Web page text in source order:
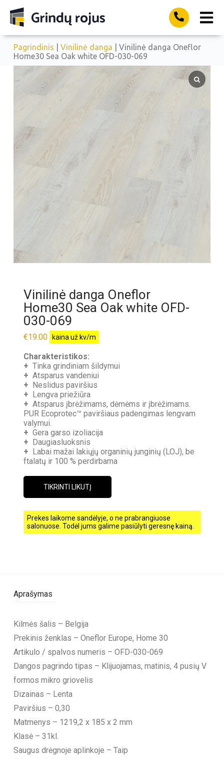
Pagrindinis Vinilinė danga | Vinilinė danga Oneflor
Home30 Sea Oak white OFD-030-069
Vinilinė danga Oneflor
Home30 Sea Oak white OFD-
030-069
€19.00 kaina už kv/m
Charakteristikos:
+ Tinka grindiniam šildymui
+ Atsparus vandeniui
+ Neslidus paviršius
+ Lengva priežiūra
+ Atsparus įbrėžimams, dėmėms ir įbrėžimams.
PUR Ecoprotec™ paviršiaus padengimas lengvam
valymui.
+ Gera garso izoliacija
+ Daugiasluoksnis
+ Labai mažai lakiųjų organinių junginių (LOJ), be
ftalatų ir 100 % perdirbama
TIKRINTI LIKUTĮ
Prekes laikome sandėlyje, o ne prabrangiuose
salonuose. Todėl jums galime pasiūlyti geresnę kainą.
Aprašymas
Kilmės šalis – Belgija
Prekinis ženklas – Oneflor Europe, Home 30
Artikulo / spalvos numeris – OFD-030-069
Dangos pagrindo tipas – Klijuojamas, matinis, 4 pusių V
formos mikro griovelis
Dizainas – Lenta
Paviršius – 0,30
Matmenys – 1219,2 x 185 x 2 mm
Klasė – 31kl.
Saugus drėgnoje aplinkoje – Taip